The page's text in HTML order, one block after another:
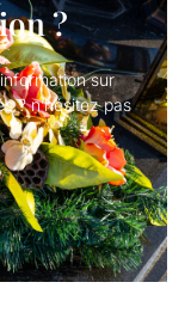
?
sur
? n’hésitez pas